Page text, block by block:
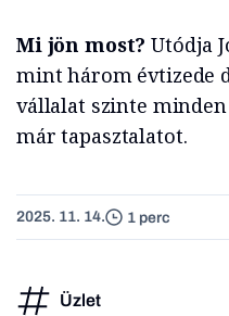
Mi jön most? Utódja
mint három évtizede
vállalat szinte
már tapasztalatot.
2025. 11. 14. 1 perc
Üzlet